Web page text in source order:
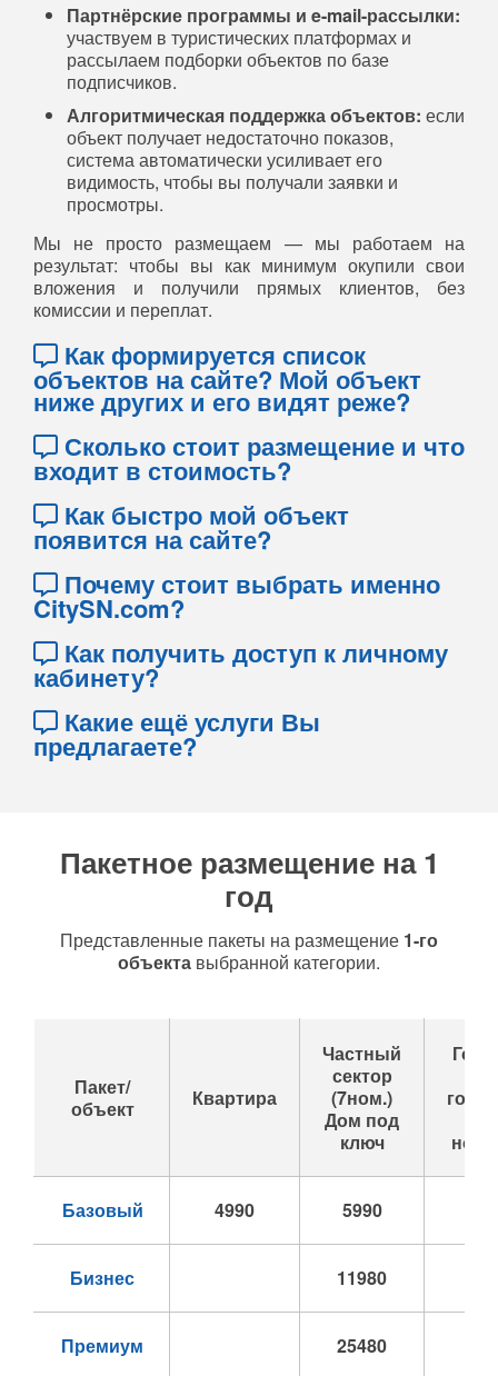
Партнёрские программы и e-mail-рассылки:
участвуем в туристических платформах и
рассылаем подборки объектов по базе
подписчиков.
Алгоритмическая поддержка объектов: если
объект получает недостаточно показов,
система автоматически усиливает его
видимость, чтобы вы получали заявки и
просмотры.
Мы не просто размещаем — мы работаем на
результат: чтобы вы как минимум окупили свои
вложения и получили прямых клиентов, без
комиссии и переплат.
Как формируется список
объектов на сайте? Мой объект
ниже других и его видят реже?
Сколько стоит размещение и что
входит в стоимость?
Как быстро мой объект
появится на сайте?
Почему стоит выбрать именно
CitySN.com?
Как получить доступ к личному
кабинету?
Какие ещё услуги Вы
предлагаете?
Пакетное размещение на 1
год
Представленные пакеты на размещение 1-го
объекта выбранной категории.
Пакет/
объект
Квартира
Частный
сектор
(7ном.)
Дом под
ключ
Базовый 4990 5990
Бизнес 11980
Премиум 25480